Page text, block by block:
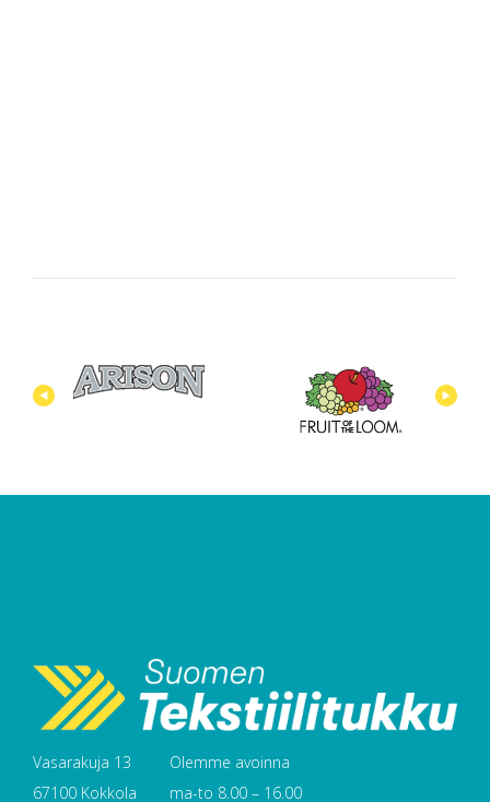
Vasarakuja 13
67100 Kokkola
Olemme avoinna
ma-to 8.00 – 16.00